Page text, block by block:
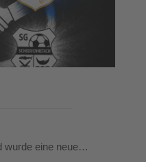
wurde eine neue…